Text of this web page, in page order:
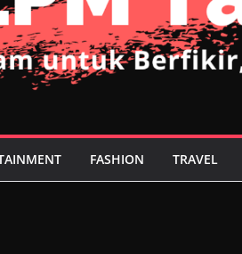
FASHION TRAVEL